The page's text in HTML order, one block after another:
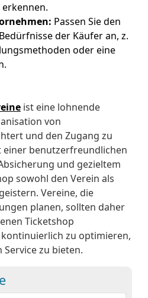
Passen Sie den
der Käufer an, z.
oder eine
ist eine lohnende
von
und den Zugang zu
einer benutzerfreundlichen
und gezieltem
sowohl den Verein als
Vereine, die
planen, sollten daher
Ticketshop
zu optimieren,
zu bieten.